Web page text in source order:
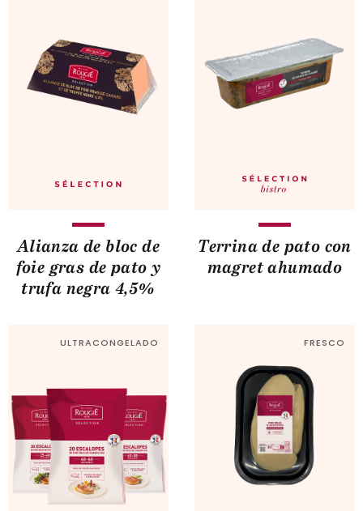
Alianza de bloc de
foie gras de pato y
trufa negra 4,5%
Terrina de pato con
magret ahumado
ULTRACONGELADO FRESCO